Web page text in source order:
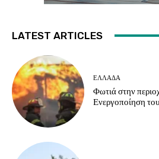
LATEST ARTICLES
ΕΛΛΑΔΑ
Φωτιά στην
Ενεργοποίηση